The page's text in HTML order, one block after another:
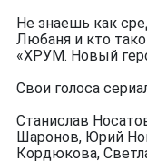
Не знаешь как
Любаня и кто
«ХРУМ. Новый
Свои голоса
Станислав
Шаронов, Юрий
Кордюкова,